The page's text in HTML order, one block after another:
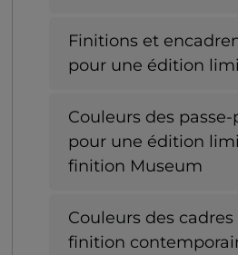
Finitions et
pour une édition
Couleurs des
pour une édition
finition Museum
Couleurs des
finition